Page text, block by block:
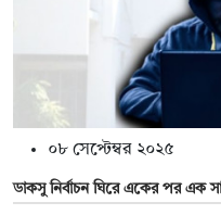
০৮ সেপ্টেম্বর ২০২৫
ডাকসু নির্বাচন ঘিরে একের পর এক